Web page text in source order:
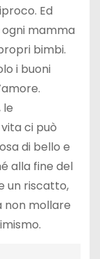
Ed
mamma
bimbi.
i buoni
le
ci può
di bello e
alla fine del
un riscatto,
non mollare